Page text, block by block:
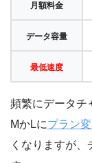
月額料金
データ容量
最低速度
頻繁にデータチ
MかLにプラン
くなりますが